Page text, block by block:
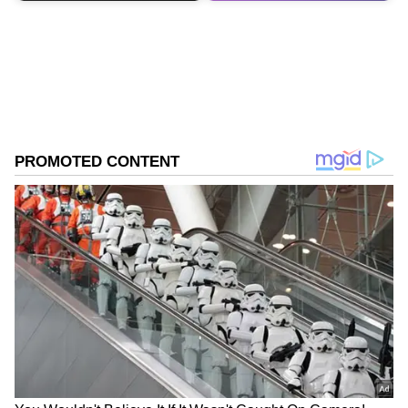
தொடங்கியது. ஜனவரி 27 அன்று SUV
டெலிவரி தொடங்குகிறது. முதல் 33,333
கார்களை வாங்குபவர்களுக்கு, மூன்று
ஆண்டு இலவச ஸ்டாண்டர்ட் பராமரிப்பு
தொகுப்பு (SMP) உட்பட வரையறுக்கப்பட்ட
கால சலுகையை ஆட்டோமேக்கர் ஏற்கனவே
அறிமுகப்படுத்தியுள்ளது.
ஏசியாநெட் தமிழ்-ஐ உங்கள் முதன்மைத்